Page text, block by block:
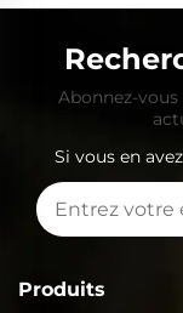
Abonnez-
Si vous en
Produits